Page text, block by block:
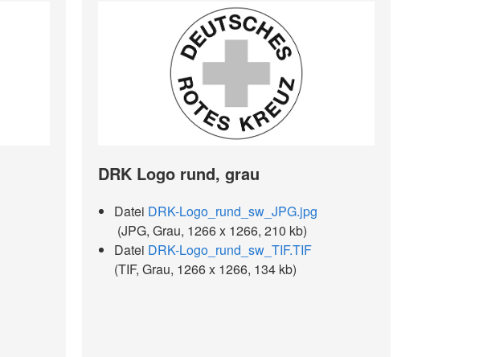
DRK Logo rund, grau
Datei DRK-Logo_rund_sw_JPG.jpg
(JPG, Grau, 1266 x 1266, 210 kb)
Datei DRK-Logo_rund_sw_TIF.TIF
(TIF, Grau, 1266 x 1266, 134 kb)